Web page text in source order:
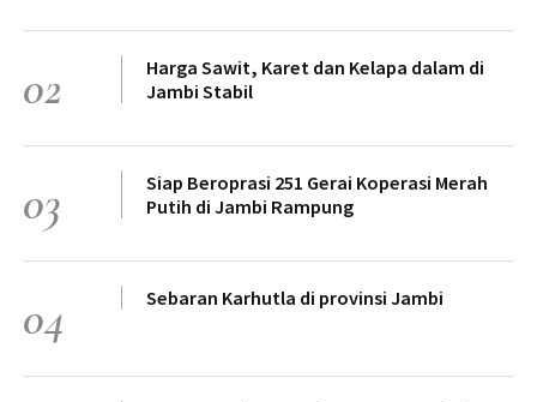
02
Harga Sawit, Karet dan Kelapa dalam di
Jambi Stabil
03
Siap Beroprasi 251 Gerai Koperasi Merah
Putih di Jambi Rampung
04 Sebaran Karhutla di provinsi Jambi